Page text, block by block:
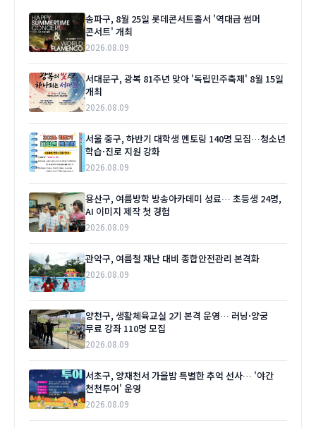
송파구, 8월 25일 롯데콘서트홀서 '역대급 썸머
콘서트' 개최
2026.08.09
서대문구, 광복 81주년 맞아 '독립민주축제' 8월 15일
개최
2026.08.09
서울 중구, 하반기 대학생 멘토링 140명 모집…청소년
학습·진로 지원 강화
2026.08.09
용산구, 여름방학 방송아카데미 성료… 초등생 24명,
AI 이미지 제작 첫 경험
2026.08.09
관악구, 여름철 재난 대비 종합안전관리 본격화
2026.08.09
양천구, 생활체육교실 2기 본격 운영… 러닝·양궁
무료 강좌 110명 모집
2026.08.09
서초구, 양재천서 가을밤 특별한 추억 선사… '야간
천천투어' 운영
2026.08.09